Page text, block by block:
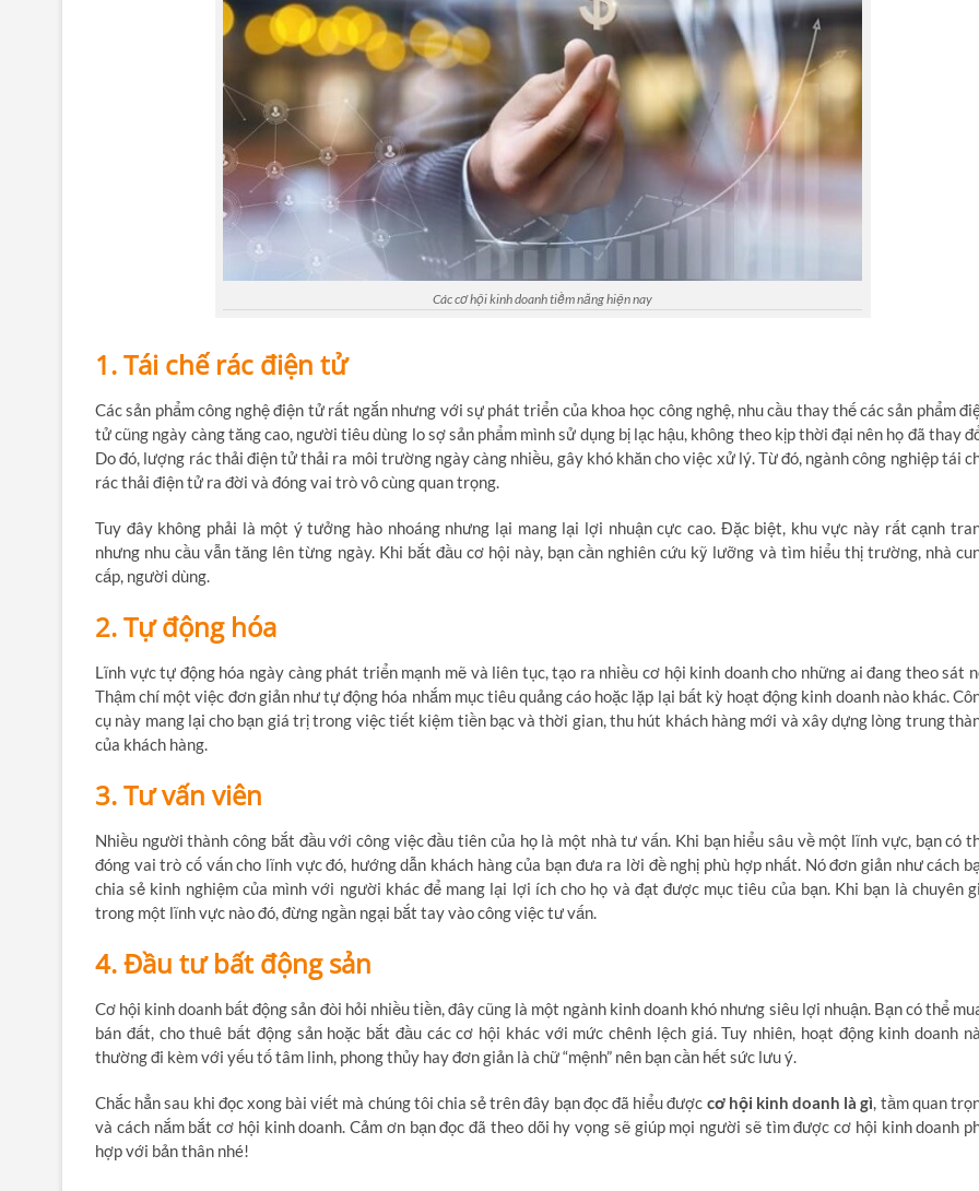
Các cơ hội kinh doanh tiềm năng hiện nay
1. Tái chế rác điện tử
Các sản phẩm công nghệ điện tử rất ngắn nhưng với sự phát triển của khoa học công nghệ, nhu cầu thay thế các sản phẩm
tử cũng ngày càng tăng cao, người tiêu dùng lo sợ sản phẩm mình sử dụng bị lạc hậu, không theo kịp thời đại nên họ đã thay
Do đó, lượng rác thải điện tử thải ra môi trường ngày càng nhiều, gây khó khăn cho việc xử lý. Từ đó, ngành công nghiệp tái
rác thải điện tử ra đời và đóng vai trò vô cùng quan trọng.
Tuy đây không phải là một ý tưởng hào nhoáng nhưng lại mang lại lợi nhuận cực cao. Đặc biệt, khu vực này rất cạnh
nhưng nhu cầu vẫn tăng lên từng ngày. Khi bắt đầu cơ hội này, bạn cần nghiên cứu kỹ lưỡng và tìm hiểu thị trường, nhà
cấp, người dùng.
2. Tự động hóa
Lĩnh vực tự động hóa ngày càng phát triển mạnh mẽ và liên tục, tạo ra nhiều cơ hội kinh doanh cho những ai đang theo sát
Thậm chí một việc đơn giản như tự động hóa nhắm mục tiêu quảng cáo hoặc lặp lại bất kỳ hoạt động kinh doanh nào khác.
cụ này mang lại cho bạn giá trị trong việc tiết kiệm tiền bạc và thời gian, thu hút khách hàng mới và xây dựng lòng trung
của khách hàng.
3. Tư vấn viên
Nhiều người thành công bắt đầu với công việc đầu tiên của họ là một nhà tư vấn. Khi bạn hiểu sâu về một lĩnh vực, bạn có
đóng vai trò cố vấn cho lĩnh vực đó, hướng dẫn khách hàng của bạn đưa ra lời đề nghị phù hợp nhất. Nó đơn giản như cách
chia sẻ kinh nghiệm của mình với người khác để mang lại lợi ích cho họ và đạt được mục tiêu của bạn. Khi bạn là chuyên
trong một lĩnh vực nào đó, đừng ngần ngại bắt tay vào công việc tư vấn.
4. Đầu tư bất động sản
Cơ hội kinh doanh bất động sản đòi hỏi nhiều tiền, đây cũng là một ngành kinh doanh khó nhưng siêu lợi nhuận. Bạn có thể
bán đất, cho thuê bất động sản hoặc bắt đầu các cơ hội khác với mức chênh lệch giá. Tuy nhiên, hoạt động kinh doanh
thường đi kèm với yếu tố tâm linh, phong thủy hay đơn giản là chữ “mệnh” nên bạn cần hết sức lưu ý.
Chắc hẳn sau khi đọc xong bài viết mà chúng tôi chia sẻ trên đây bạn đọc đã hiểu được cơ hội kinh doanh là gì, tầm quan
và cách nắm bắt cơ hội kinh doanh. Cảm ơn bạn đọc đã theo dõi hy vọng sẽ giúp mọi người sẽ tìm được cơ hội kinh doanh
hợp với bản thân nhé!